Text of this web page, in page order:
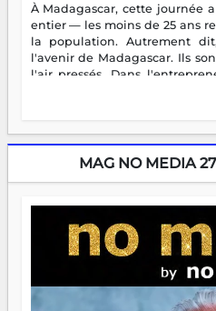
À Madagascar, cette journée
entier — les moins de 25 ans
la population. Autrement
l'avenir de Madagascar. Ils
l'air pressés. Dans
plus nombreux à se lancer,
sans filet, souvent sans
encore meilleures. Aina
Prix RFI Instrumental
jeunes qui tiennent la
s'arrêter là, applaudir et
serait passer à côté d'une
brûle fort — et parfois, ça
direction peut éclairer autant
là que les aînés entrent en
gouvernail, mais pour montrer
MAG NO MEDIA